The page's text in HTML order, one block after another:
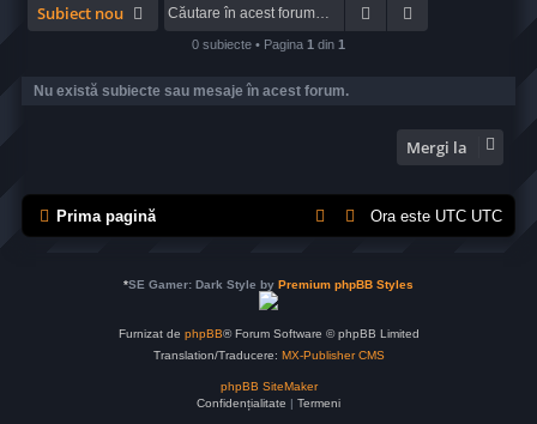
Subiect nou Căutare
0 subiecte • Pagina 1 din 1
Nu există subiecte sau mesaje în acest forum.
Mergi la
Prima pagină Ora este UTC UTC
*SE Gamer: Dark Style by Premium phpBB Styles
Furnizat de phpBB® Forum Software © phpBB Limited
Translation/Traducere: MX-Publisher CMS
phpBB SiteMaker
Confidențialitate | Termeni